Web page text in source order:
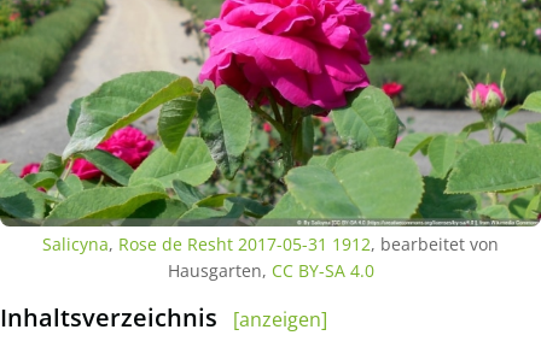
Salicyna, Rose de Resht 2017-05-31 1912, bearbeitet von
Hausgarten, CC BY-SA 4.0
Inhaltsverzeichnis
[anzeigen]